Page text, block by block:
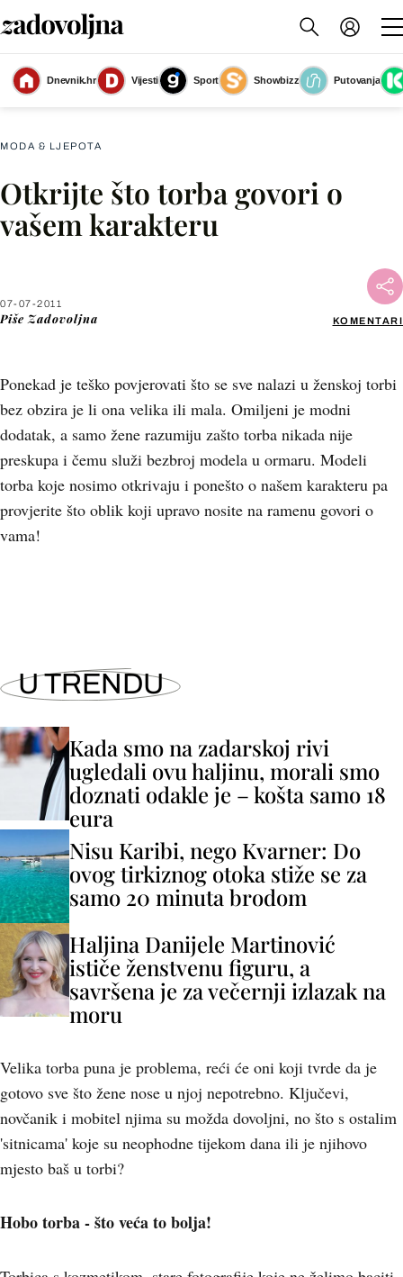
Dnevnik.hr Vijesti Sport Showbizz
Putovanja
Slika nije dostupna
MODA & LJEPOTA
Otkrijte što torba govori o
vašem karakteru
07-07-2011
Piše Zadovoljna KOMENTARI
Ponekad je teško povjerovati što se sve nalazi u ženskoj torbi
bez obzira je li ona velika ili mala. Omiljeni je modni
dodatak, a samo žene razumiju zašto torba nikada nije
preskupa i čemu služi bezbroj modela u ormaru. Modeli
torba koje nosimo otkrivaju i ponešto o našem karakteru pa
provjerite što oblik koji upravo nosite na ramenu govori o
vama!
Facebook
U TRENDU
Kada smo na zadarskoj rivi
ugledali ovu haljinu, morali smo
doznati odakle je – košta samo 18
eura
Nisu Karibi, nego Kvarner: Do
ovog tirkiznog otoka stiže se za
samo 20 minuta brodom
Haljina Danijele Martinović
ističe ženstvenu figuru, a
savršena je za večernji izlazak na
moru
Velika torba puna je problema, reći će oni koji tvrde da je
gotovo sve što žene nose u njoj nepotrebno. Ključevi,
novčanik i mobitel njima su možda dovoljni, no što s ostalim
'sitnicama' koje su neophodne tijekom dana ili je njihovo
mjesto baš u torbi?
Hobo torba - što veća to bolja!